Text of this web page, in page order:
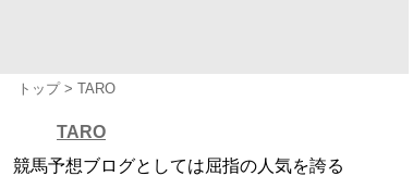
トップ TARO
TARO
競馬予想ブログとしては屈指の人気を誇る